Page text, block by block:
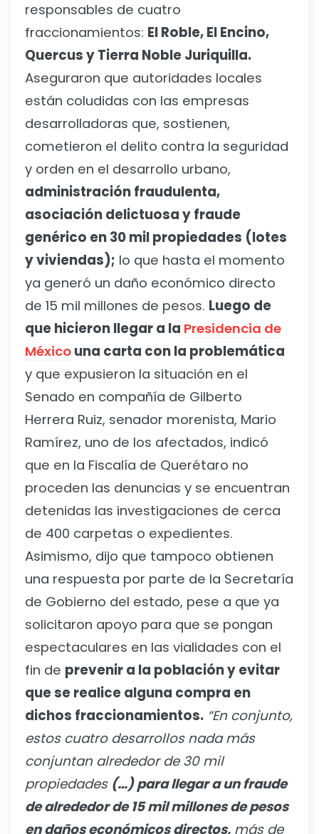
responsables de cuatro
fraccionamientos: El Roble, El Encino,
Quercus y Tierra Noble Juriquilla.
Aseguraron que autoridades locales
están coludidas con las empresas
desarrolladoras que, sostienen,
cometieron el delito contra la seguridad
y orden en el desarrollo urbano,
administración fraudulenta,
asociación delictuosa y fraude
genérico en 30 mil propiedades (lotes
y viviendas); lo que hasta el momento
ya generó un daño económico directo
de 15 mil millones de pesos. Luego de
que hicieron llegar a la Presidencia de
México una carta con la problemática
y que expusieron la situación en el
Senado en compañía de Gilberto
Herrera Ruiz, senador morenista, Mario
Ramírez, uno de los afectados, indicó
que en la Fiscalía de Querétaro no
proceden las denuncias y se encuentran
detenidas las investigaciones de cerca
de 400 carpetas o expedientes.
Asimismo, dijo que tampoco obtienen
una respuesta por parte de la Secretaría
de Gobierno del estado, pese a que ya
solicitaron apoyo para que se pongan
espectaculares en las vialidades con el
fin de prevenir a la población y evitar
que se realice alguna compra en
dichos fraccionamientos. “En conjunto,
estos cuatro desarrollos nada más
conjuntan alrededor de 30 mil
propiedades (…) para llegar a un fraude
de alrededor de 15 mil millones de pesos
en daños económicos directos, más de